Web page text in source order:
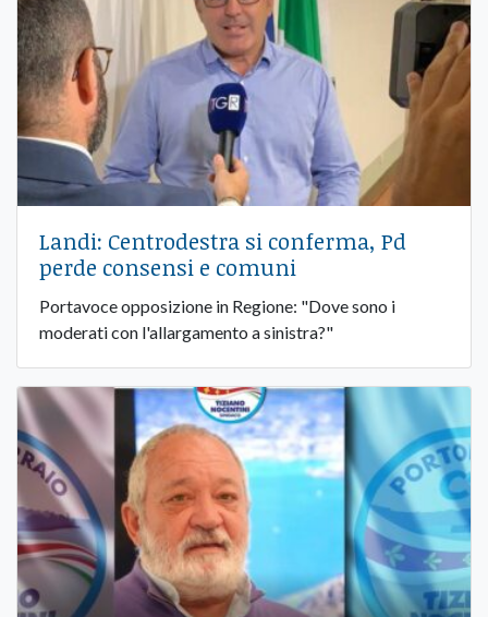
Landi: Centrodestra si conferma, Pd
perde consensi e comuni
Portavoce opposizione in Regione: "Dove sono i
moderati con l'allargamento a sinistra?"